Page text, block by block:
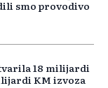
smo provodivo
18 milijardi
KM izvoza